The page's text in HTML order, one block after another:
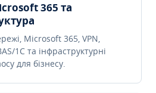
365 та
Microsoft 365, VPN,
1C та інфраструктурні
для бізнесу.